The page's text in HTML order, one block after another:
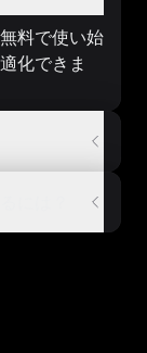
料で使い始
化できま